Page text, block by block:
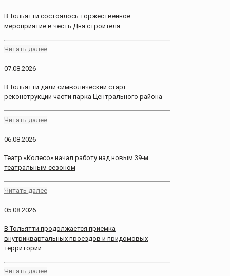
В Тольятти состоялось торжественное
мероприятие в честь Дня строителя
Читать далее
07.08.2026
В Тольятти дали символический старт
реконструкции части парка Центрального района
Читать далее
06.08.2026
Театр «Колесо» начал работу над новым 39‑м
театральным сезоном
Читать далее
05.08.2026
В Тольятти продолжается приемка
внутриквартальных проездов и придомовых
территорий
Читать далее